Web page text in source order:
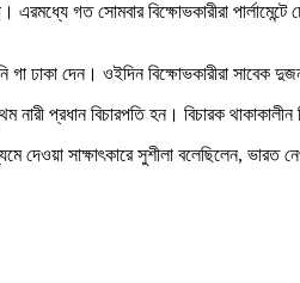
গত সোমবার বিক্ষোভকারীরা
ঢাকা দেন। ওইদিন বিক্ষোভকারীরা সাবেক
প্রধান বিচারপতি হন। বিচারক
দেওয়া সাক্ষাৎকারে সুশীলা বলেছিলেন,